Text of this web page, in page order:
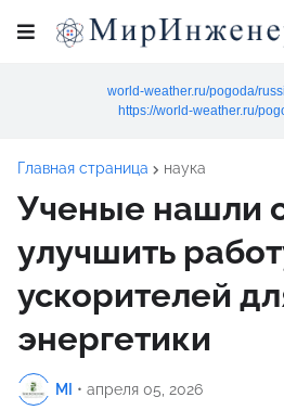
world-weather.ru/pogoda/
https://world-weather.ru/
Главная страница наука
Ученые нашли
улучшить
ускорителей
энергетики
MI • апреля 05, 2026